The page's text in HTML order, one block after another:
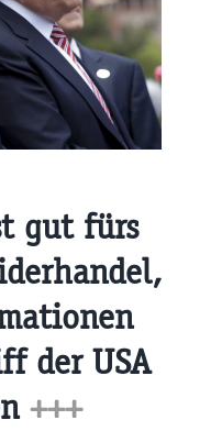
gut fürs
der USA
+++